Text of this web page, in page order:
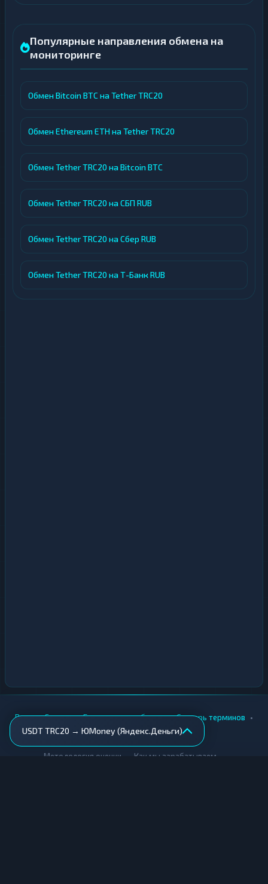
Популярные направления обмена на
мониторинге
Обмен Bitcoin BTC на Tether TRC20
Обмен Ethereum ETH на Tether TRC20
Обмен Tether TRC20 на Bitcoin BTC
Обмен Tether TRC20 на СБП RUB
Обмен Tether TRC20 на Сбер RUB
Обмен Tether TRC20 на Т-Банк RUB
USDT TRC20 → ЮMoney (Яндекс.Деньги)
Вики • Города • Безопасность обмена • Словарь терминов •
AML-проверка
Методология оценки Как мы зарабатываем